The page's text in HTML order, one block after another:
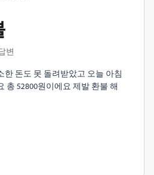
변
한 돈도 못 돌려받았고 오늘 아침
총 52800원이에요 제발 환불 해